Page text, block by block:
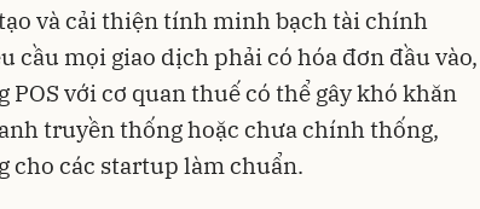
và cải thiện tính minh bạch tài chính
cầu mọi giao dịch phải có hóa đơn đầu vào,
POS với cơ quan thuế có thể gây khó khăn
truyền thống hoặc chưa chính thống,
cho các startup làm chuẩn.